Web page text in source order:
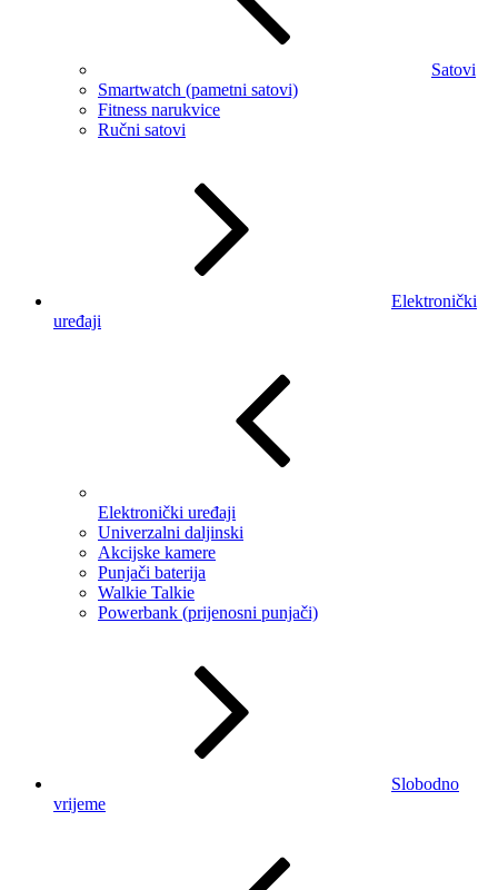
Satovi
Smartwatch (pametni satovi)
Fitness narukvice
Ručni satovi
Elektronički
uređaji
Elektronički uređaji
Univerzalni daljinski
Akcijske kamere
Punjači baterija
Walkie Talkie
Powerbank (prijenosni punjači)
Slobodno
vrijeme